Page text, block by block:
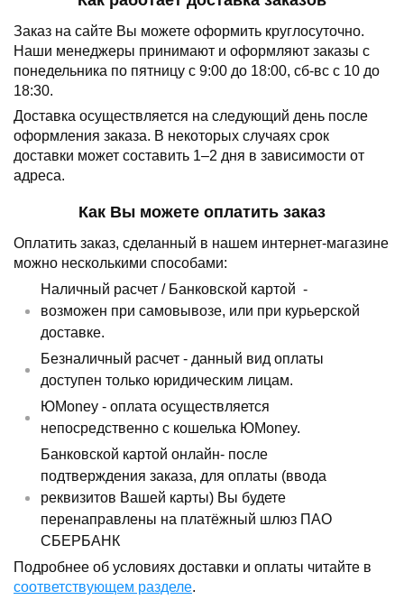
Заказ на сайте Вы можете оформить круглосуточно.
Наши менеджеры принимают и оформляют заказы с
понедельника по пятницу с 9:00 до 18:00, сб-вс с 10 до
18:30.
Доставка осуществляется на следующий день после
оформления заказа. В некоторых случаях срок
доставки может составить 1–2 дня в зависимости от
адреса.
Как Вы можете оплатить заказ
Оплатить заказ, сделанный в нашем интернет-магазине
можно несколькими способами:
Наличный расчет / Банковской картой -
возможен при самовывозе, или при курьерской
доставке.
Безналичный расчет - данный вид оплаты
доступен только юридическим лицам.
ЮMoney - оплата осуществляется
непосредственно с кошелька ЮMoney.
Банковской картой онлайн- после
подтверждения заказа, для оплаты (ввода
реквизитов Вашей карты) Вы будете
перенаправлены на платёжный шлюз ПАО
СБЕРБАНК
Подробнее об условиях доставки и оплаты читайте в
соответствующем разделе.